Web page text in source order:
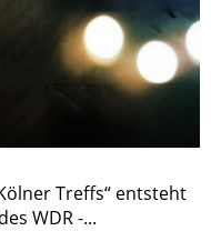
Treffs“ entsteht
WDR -...